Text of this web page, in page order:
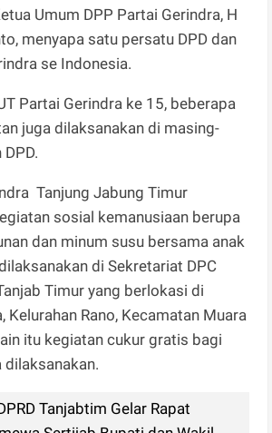
Umum DPP Partai Gerindra, H
menyapa satu persatu DPD dan
se Indonesia.
Partai Gerindra ke 15, beberapa
juga dilaksanakan di masing-
Tanjung Jabung Timur
sosial kemanusiaan berupa
dan minum susu bersama anak
di Sekretariat DPC
Timur yang berlokasi di
Kelurahan Rano, Kecamatan Muara
itu kegiatan cukur gratis bagi
dilaksanakan.
Tanjabtim Gelar Rapat